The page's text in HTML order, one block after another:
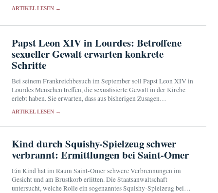
ARTIKEL LESEN →
Papst Leon XIV in Lourdes: Betroffene
sexueller Gewalt erwarten konkrete
Schritte
Bei seinem Frankreichbesuch im September soll Papst Leon XIV in
Lourdes Menschen treffen, die sexualisierte Gewalt in der Kirche
erlebt haben. Sie erwarten, dass aus bisherigen Zusagen
ARTIKEL LESEN →
Kind durch Squishy-Spielzeug schwer
verbrannt: Ermittlungen bei Saint-Omer
Ein Kind hat im Raum Saint-Omer schwere Verbrennungen im
Gesicht und am Brustkorb erlitten. Die Staatsanwaltschaft
untersucht, welche Rolle ein sogenanntes Squishy-Spielzeug bei